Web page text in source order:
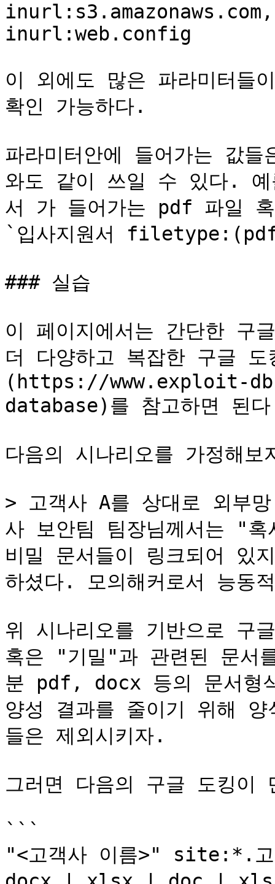
inurl:web.config
이 외에도 많은 파라미터들
확인 가능하다.
파라미터안에 들어가는 값
와도 같이 쓰일 수 있다. 예
서 가 들어가는 pdf 파일
`입사지원서
### 실습
이 페이지에서는 간단한 구
더 다양하고 복잡한 구글
(https://www.exploit-
database)를 참고하면 된
다음의 시나리오를 가정해보
> 고객사 A를 상대로 외부
사 보안팀 팀장님께서는 "
비밀 문서들이 링크되어 있
하셨다. 모의해커로서 능동
위 시나리오를 기반으로
혹은 "기밀"과 관련된 문서
분 pdf, docx 등의 문서형
양성 결과를 줄이기 위해
들은 제외시키자.
그러면 다음의 구글 도킹이
```
"<고객사 이름>" site:*.